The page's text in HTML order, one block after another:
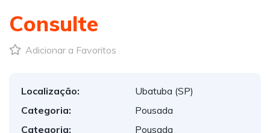
Consulte
Adicionar a Favoritos
Localização:
Ubatuba (SP)
Categoria:
Pousada
Categoria:
Pousada